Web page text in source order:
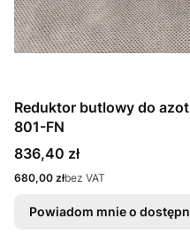
Reduktor butlowy do
801-FN
Cena
836,40 zł
Cena
680,00 złbez VAT
Powiadom mnie o